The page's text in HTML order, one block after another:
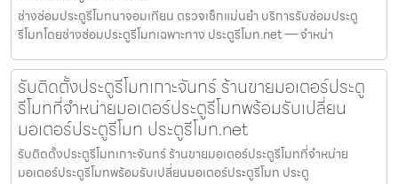
ช่างซ่อมประตูรีโมทนาจอมเทียน ตรวจเช็กแม่นยำ บริการรับซ่อมประตู
รีโมทโดยช่างซ่อมประตูรีโมทเฉพาะทาง ประตูรีโมท.net — จำหน่า
รับติดตั้งประตูรีโมทเกาะจันทร์ ร้านขายมอเตอร์ประตู
รีโมทที่จำหน่ายมอเตอร์ประตูรีโมทพร้อมรับเปลี่ยน
มอเตอร์ประตูรีโมท ประตูรีโมท.net
รับติดตั้งประตูรีโมทเกาะจันทร์ ร้านขายมอเตอร์ประตูรีโมทที่จำหน่าย
มอเตอร์ประตูรีโมทพร้อมรับเปลี่ยนมอเตอร์ประตูรีโมท ประตู